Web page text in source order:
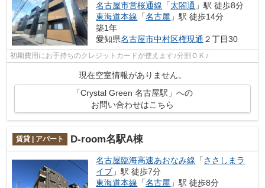
名古屋市営桜通線 「太閤通 」駅 徒歩8分
東海道本線 「名古屋 」駅 徒歩14分
築1年
愛知県名古屋市中村区権現通 ２丁目30
初期費用にお手持ちのクレジットカードが使えます♪分割ＯＫ♪
現在空室情報がありません。
「Crystal Green 名古屋駅」への
お問い合わせはこちら
賃貸 | アパート D-room名駅A棟
名古屋臨海高速あおなみ線 「ささしまラ
イブ 」駅 徒歩7分
東海道本線 「名古屋 」駅 徒歩8分